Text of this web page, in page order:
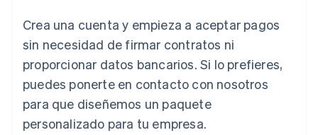
Crea una cuenta y empieza a aceptar pagos
sin necesidad de firmar contratos ni
proporcionar datos bancarios. Si lo prefieres,
puedes ponerte en contacto con nosotros
para que diseñemos un paquete
personalizado para tu empresa.
English
Italia
Japón
日本語 English
Letonia
English
Liechtenstein